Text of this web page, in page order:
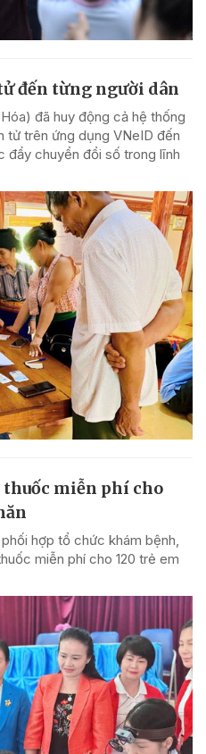
đến từng người dân
đã huy động cả hệ thống
tử trên ứng dụng VNeID đến
đẩy chuyển đổi số trong lĩnh
thuốc miễn phí cho
hợp tổ chức khám bệnh,
miễn phí cho 120 trẻ em